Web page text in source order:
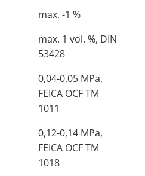
max. -1 %
max. 1 vol. %, DIN
53428
0,04-0,05 MPa,
FEICA OCF TM
1011
0,12-0,14 MPa,
FEICA OCF TM
1018